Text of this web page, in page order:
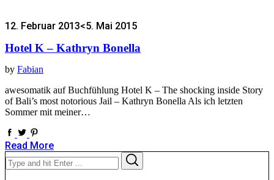
12. Februar 2013<5. Mai 2015
Hotel K – Kathryn Bonella
by Fabian
awesomatik auf Buchfühlung Hotel K – The shocking inside Story
of Bali’s most notorious Jail – Kathryn Bonella Als ich letzten
Sommer mit meiner…
Read More
Search
for: